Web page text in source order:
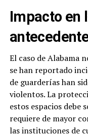
Impacto en
El caso de Alabama
se han reportado
de guarderías han
violentos. La
estos espacios debe
requiere de mayor
las instituciones de